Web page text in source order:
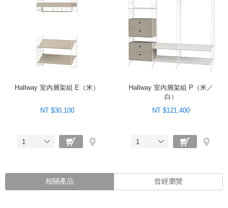
Hallway 室內層架組 E（米）
NT $30,100
1
Hallway 室內層架組 P（米／
白）
NT $121,400
1
相關產品 曾經瀏覽